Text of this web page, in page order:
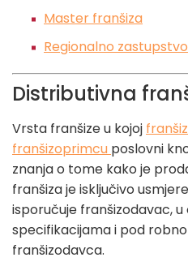
Master franšiza
Regionalno zastupstvo
Distributivna
Vrsta franšize u kojoj
franšizoprimcu poslovni
znanja o tome kako je
franšiza je isključivo
isporučuje franšizodavac,
specifikacijama i pod
franšizodavca.